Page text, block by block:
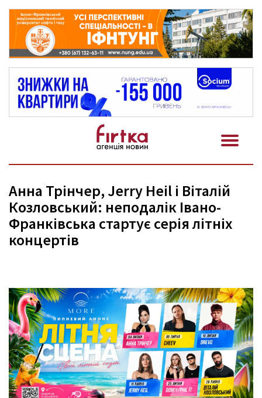
Анна Трінчер, Jerry Heil і Віталій
Козловський: неподалік Івано-
Франківська стартує серія літніх
концертів